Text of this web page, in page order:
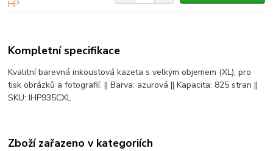
Kompletní specifikace
Kvalitní barevná inkoustová kazeta s velkým objemem (XL), pro
tisk obrázků a fotografií. || Barva: azurová || Kapacita: 825 stran ||
SKU: IHP935CXL
Zboží zařazeno v kategoriích